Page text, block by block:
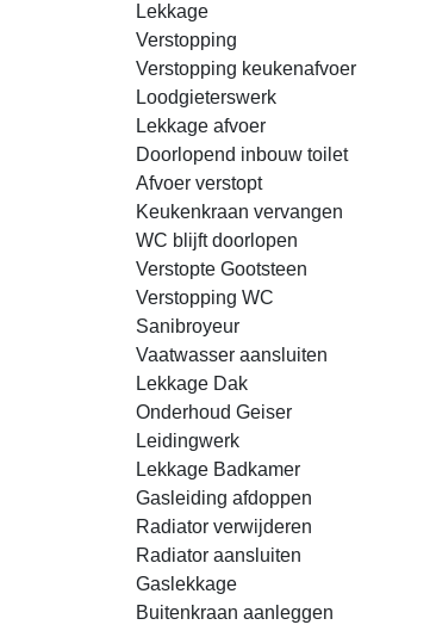
Lekkage
Verstopping
Verstopping keukenafvoer
Loodgieterswerk
Lekkage afvoer
Doorlopend inbouw toilet
Afvoer verstopt
Keukenkraan vervangen
WC blijft doorlopen
Verstopte Gootsteen
Verstopping WC
Sanibroyeur
Vaatwasser aansluiten
Lekkage Dak
Onderhoud Geiser
Leidingwerk
Lekkage Badkamer
Gasleiding afdoppen
Radiator verwijderen
Radiator aansluiten
Gaslekkage
Buitenkraan aanleggen